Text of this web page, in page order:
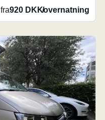
fra920 DKK/overnatning